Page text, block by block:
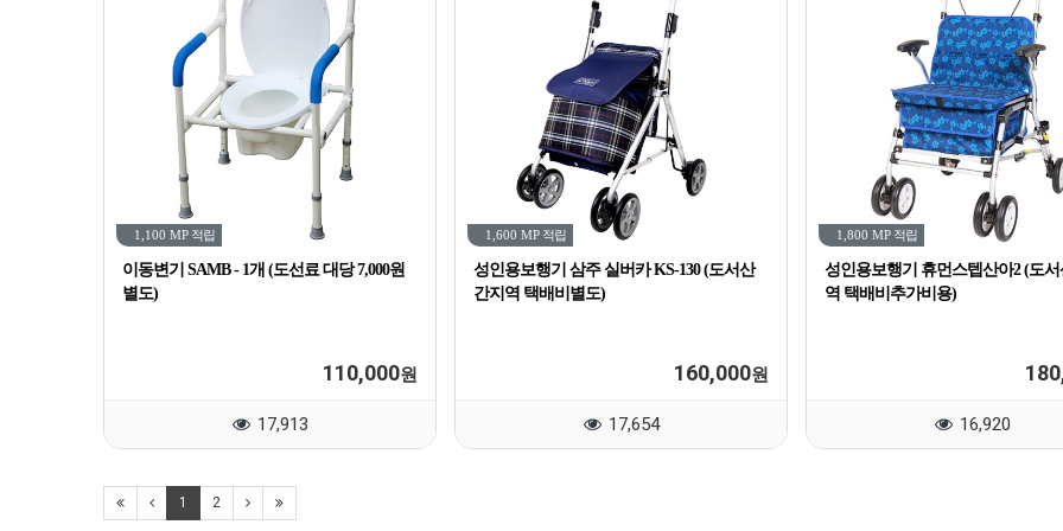
1,100 MP 적립
이동변기 SAMB - 1개 (도선료 대당 7,000원
별도)
110,000원
17,913
1,600 MP 적립
성인용보행기 삼주 실버카 KS-130 (도서산
간지역 택배비별도)
160,000원
17,654
1,800 MP 적립
성인용보행기 휴먼스텝산아2 (도서
역 택배비추가비용)
16,920
1 2